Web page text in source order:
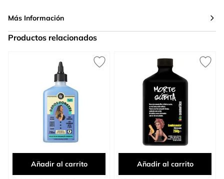
Más Información
Productos relacionados
Añadir al carrito Añadir al carrito